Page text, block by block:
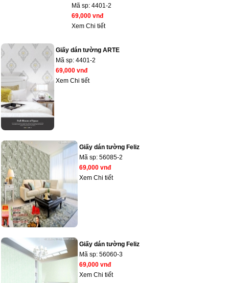
Mã sp: 4401-2
69,000 vnđ
Xem Chi tiết
Giấy dán tường ARTE
Mã sp: 4401-2
69,000 vnđ
Xem Chi tiết
Giấy dán tường Feliz
Mã sp: 56085-2
69,000 vnđ
Xem Chi tiết
Giấy dán tường Feliz
Mã sp: 56060-3
69,000 vnđ
Xem Chi tiết